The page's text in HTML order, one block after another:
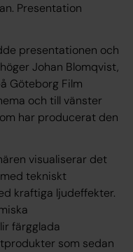
Presentation
presentationen och
Johan Blomqvist,
Göteborg Film
och till vänster
har producerat den
visualiserar det
tekniskt
kraftiga ljudeffekter.
färgglada
som sedan